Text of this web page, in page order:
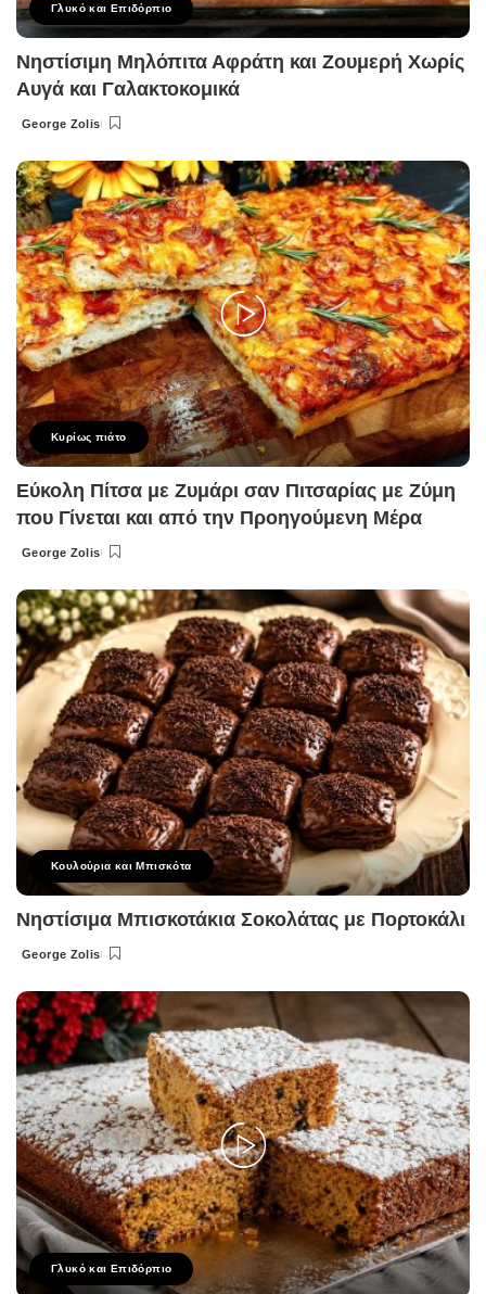
Γλυκό και Επιδόρπιο
Νηστίσιμη Μηλόπιτα Αφράτη και Ζουμερή Χωρίς
Αυγά και Γαλακτοκομικά
Posted
George Zolis
Κυρίως πιάτο
Εύκολη Πίτσα με Ζυμάρι σαν Πιτσαρίας με Ζύμη
που Γίνεται και από την Προηγούμενη Μέρα
Posted
George Zolis
Κουλούρια και Μπισκότα
Νηστίσιμα Μπισκοτάκια Σοκολάτας με Πορτοκάλι
Posted
George Zolis
Γλυκό και Επιδόρπιο